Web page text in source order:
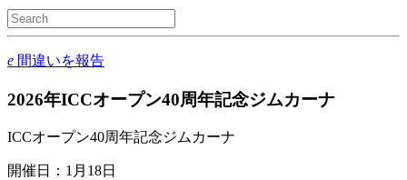
e 間違いを報告
2026年ICCオープン40周年記念ジムカーナ
ICCオープン40周年記念ジムカーナ
開催日：1月18日